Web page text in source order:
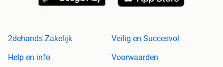
2dehands Zakelijk
Veilig en Succesvol
Help en info
Voorwaarden